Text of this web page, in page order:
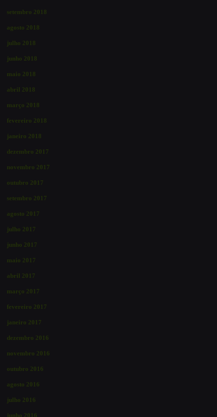
setembro 2018
agosto 2018
julho 2018
junho 2018
maio 2018
abril 2018
março 2018
fevereiro 2018
janeiro 2018
dezembro 2017
novembro 2017
outubro 2017
setembro 2017
agosto 2017
julho 2017
junho 2017
maio 2017
abril 2017
março 2017
fevereiro 2017
janeiro 2017
dezembro 2016
novembro 2016
outubro 2016
agosto 2016
julho 2016
junho 2016